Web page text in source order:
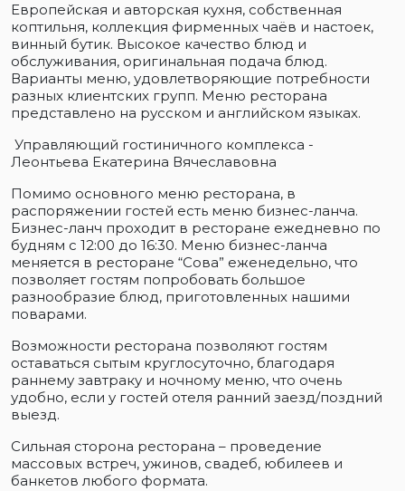
Европейская и авторская кухня, собственная
коптильня, коллекция фирменных чаёв и настоек,
винный бутик. Высокое качество блюд и
обслуживания, оригинальная подача блюд.
Варианты меню, удовлетворяющие потребности
разных клиентских групп. Меню ресторана
представлено на русском и английском языках.
Управляющий гостиничного комплекса -
Леонтьева Екатерина Вячеславовна
Помимо основного меню ресторана, в
распоряжении гостей есть меню бизнес-ланча.
Бизнес-ланч проходит в ресторане ежедневно по
будням с 12:00 до 16:30. Меню бизнес-ланча
меняется в ресторане “Сова” еженедельно, что
позволяет гостям попробовать большое
разнообразие блюд, приготовленных нашими
поварами.
Возможности ресторана позволяют гостям
оставаться сытым круглосуточно, благодаря
раннему завтраку и ночному меню, что очень
удобно, если у гостей отеля ранний заезд/поздний
выезд.
Сильная сторона ресторана – проведение
массовых встреч, ужинов, свадеб, юбилеев и
банкетов любого формата.